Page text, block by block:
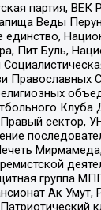
партия,
Веды
единство,
Пит Буль,
Православных
Клуба
сектор,
группа
Ак